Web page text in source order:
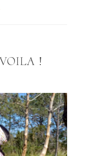
!